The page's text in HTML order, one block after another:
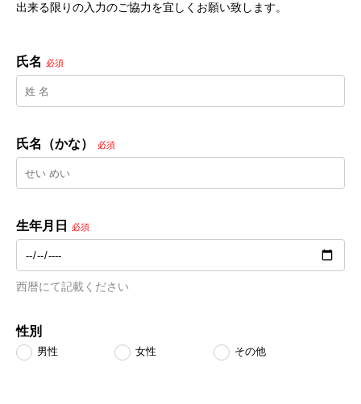
出来る限りの入力のご協力を宜しくお願い致します。
氏名 必須
氏名（かな） 必須
生年月日 必須
西暦にて記載ください
性別
男性 女性 その他